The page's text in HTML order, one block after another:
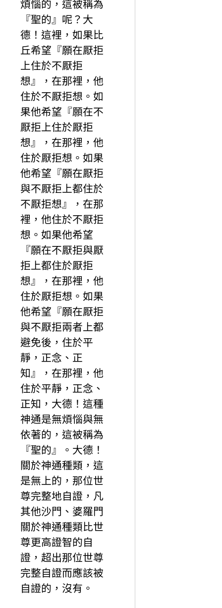
煩惱的，這被稱為
『聖的』呢？大
德！這裡，如果比
丘希望『願在厭拒
上住於不厭拒
想』，在那裡，他
住於不厭拒想。如
果他希望『願在不
厭拒上住於厭拒
想』，在那裡，他
住於厭拒想。如果
他希望『願在厭拒
與不厭拒上都住於
不厭拒想』，在那
裡，他住於不厭拒
想。如果他希望
『願在不厭拒與厭
拒上都住於厭拒
想』，在那裡，他
住於厭拒想。如果
他希望『願在厭拒
與不厭拒兩者上都
避免後，住於平
靜，正念、正
知』，在那裡，他
住於平靜，正念、
正知，大德！這種
神通是無煩惱與無
依著的，這被稱為
『聖的』。大德！
關於神通種類，這
是無上的，那位世
尊完整地自證，凡
其他沙門、婆羅門
關於神通種類比世
尊更高證智的自
證，超出那位世尊
完整自證而應該被
自證的，沒有。